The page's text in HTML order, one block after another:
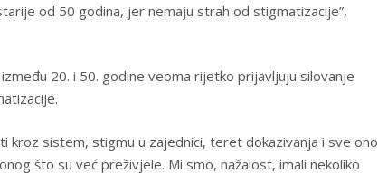
od 50 godina, jer nemaju strah od stigmatizacije”,
20. i 50. godine veoma rijetko prijavljuju silovanje
kroz sistem, stigmu u zajednici, teret dokazivanja i sve ono
što su već preživjele. Mi smo, nažalost, imali nekoliko